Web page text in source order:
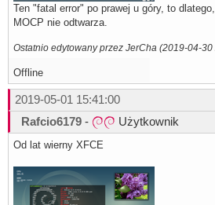
Ten "fatal error" po prawej u góry, to
MOCP nie odtwarza.
Ostatnio edytowany przez JerCha (2019-04-30
Offline
2019-05-01 15:41:00
Rafcio6179 - Użytkownik
Od lat wierny XFCE